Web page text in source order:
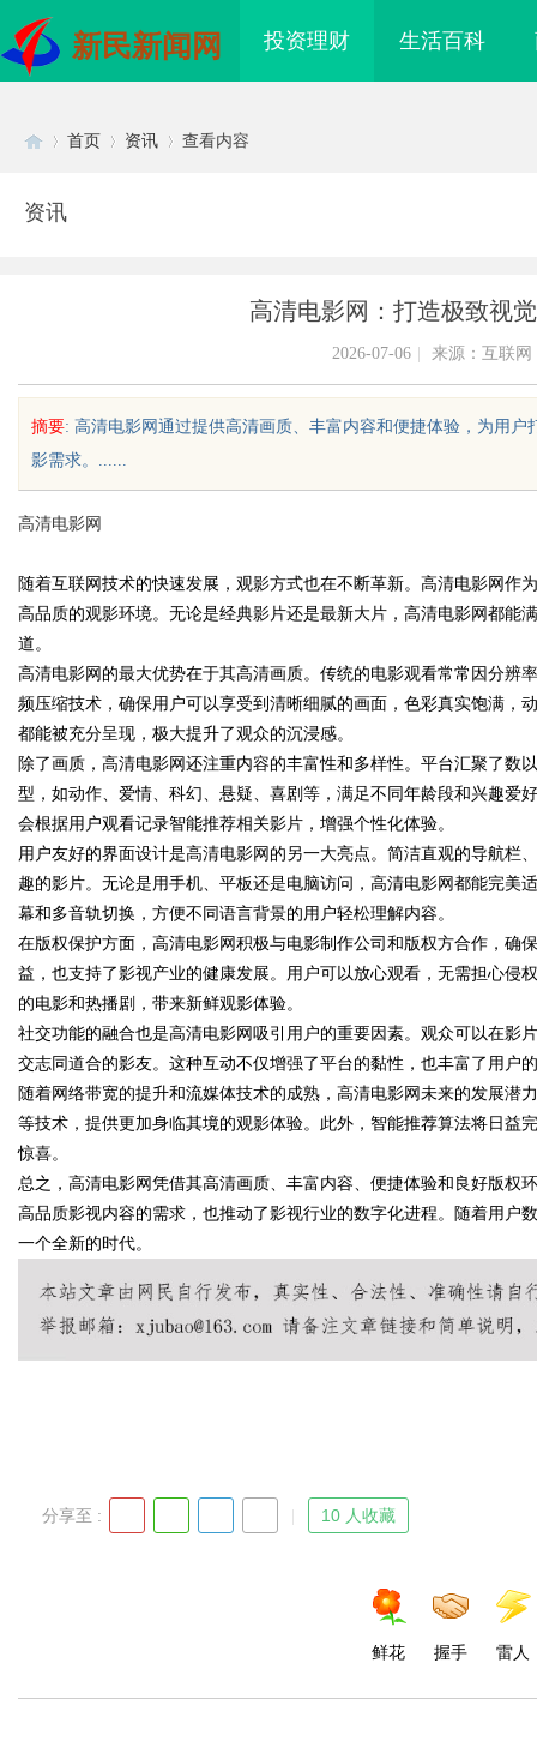
新民新闻网 投资理财 生活百科
uz
!
Bo
首页 资讯 查看内容
资讯
高清电影网：打造极致视
2026-07-06 来源：互联网
摘要: 高清电影网通过提供高清画质、丰富内容和便捷体验，为用
影需求。......
高清电影网
随着互联网技术的快速发展，观影方式也在不断革新。高清电影网作
高品质的观影环境。无论是经典影片还是最新大片，高清电影网都能
道。
高清电影网的最大优势在于其高清画质。传统的电影观看常常因分辨
频压缩技术，确保用户可以享受到清晰细腻的画面，色彩真实饱满，
都能被充分呈现，极大提升了观众的沉浸感。
除了画质，高清电影网还注重内容的丰富性和多样性。平台汇聚了数
型，如动作、爱情、科幻、悬疑、喜剧等，满足不同年龄段和兴趣爱
会根据用户观看记录智能推荐相关影片，增强个性化体验。
用户友好的界面设计是高清电影网的另一大亮点。简洁直观的导航栏
趣的影片。无论是用手机、平板还是电脑访问，高清电影网都能完美
幕和多音轨切换，方便不同语言背景的用户轻松理解内容。
在版权保护方面，高清电影网积极与电影制作公司和版权方合作，确
益，也支持了影视产业的健康发展。用户可以放心观看，无需担心侵
的电影和热播剧，带来新鲜观影体验。
社交功能的融合也是高清电影网吸引用户的重要因素。观众可以在影
交志同道合的影友。这种互动不仅增强了平台的黏性，也丰富了用户
随着网络带宽的提升和流媒体技术的成熟，高清电影网未来的发展潜
等技术，提供更加身临其境的观影体验。此外，智能推荐算法将日益
惊喜。
总之，高清电影网凭借其高清画质、丰富内容、便捷体验和良好版权
高品质影视内容的需求，也推动了影视行业的数字化进程。随着用户
一个全新的时代。
分享至 : 10 人收藏
鲜花 握手 雷人
配眼镜
护航